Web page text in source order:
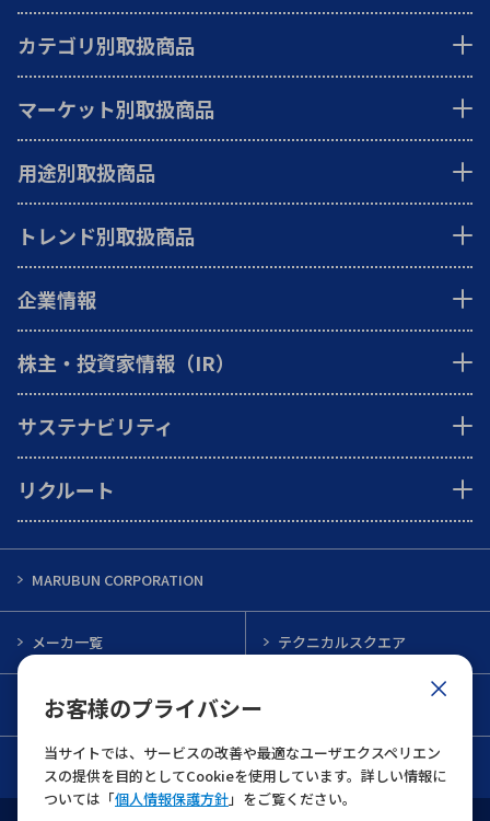
お客様のプライバシー
当サイトでは、サービスの改善や最適なユーザエクスペリエン
スの提供を目的としてCookieを使用しています。詳しい情報に
ついては「個人情報保護方針」をご覧ください。
カテゴリ別取扱商品
マーケット別取扱商品
用途別取扱商品
トレンド別取扱商品
企業情報
株主・投資家情報（IR）
サステナビリティ
リクルート
MARUBUN CORPORATION
メーカ一覧 テクニカルスクエア
インフォメーション
お問い合わせ